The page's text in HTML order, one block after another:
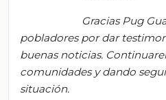
Gracias Pug
pobladores por dar
buenas noticias.
comunidades y dando
situación.